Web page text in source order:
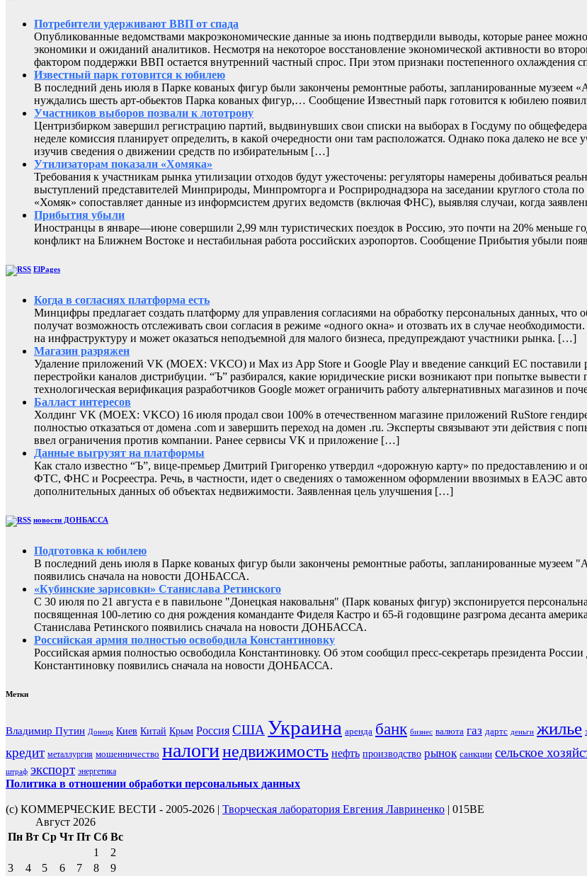
Потребители удерживают ВВП от спада
Опубликованные ведомствами макроэкономические данные за июнь подтвердили выводы, которые ранее
экономики и ожиданий аналитиков. Несмотря на некоторое восстановление экономической активности во
фактором поддержки ВВП остается внутренний частный спрос. При этом признаки постепенного охлаждения
Известный парк готовится к юбилею
В последний день июля в Парке кованых фигур были закончены ремонтные работы, запланированные музеем
нуждались шесть арт-обьектов Парка кованых фигур,… Сообщение Известный парк готовится к юбилею
Участников выборов позвали к лототрону
Центризбирком завершил регистрацию партий, выдвинувших свои списки на выборах в Госдуму по
неделе комиссия планирует определить, в какой очередности они там расположатся. Однако пока далеко не
изучив сведения о движении средств по избирательным […]
Утилизаторам показали «Хомяка»
Требования к участникам рынка утилизации отходов будут ужесточены: регуляторы намерены добиваться
выступлений представителей Минприроды, Минпромторга и Росприроднадзора на заседании круглого стола
«Хомяк» сопоставляет данные из информсистем других ведомств (включая ФНС), выявляя случаи, когда
Прибытия убыли
Иностранцы в январе—июне совершили 2,99 млн туристических поездок в Россию, это почти на 20% меньше
конфликт на Ближнем Востоке и нестабильная работа российских аэропортов. Сообщение Прибытия
ElPages
Когда в согласиях платформа есть
Минцифры предлагает создать платформу для управления согласиями на обработку персональных данных, что
получат возможность отслеживать свои согласия в режиме «одного окна» и отозвать их в случае
на инфраструктуру и может оказаться неподъемной для малого бизнеса, предупреждают участники рынка. […]
Магазин разряжен
Удаление приложений VK (MOEX: VKCO) и Max из App Store и Google Play и введение санкций ЕС поставили
перестройки каналов дистрибуции. “Ъ” разбирался, какие юридические риски возникают при попытке
технологическая верификация разработчиков Google может ограничить работу альтернативных магазинов и
Балласт интересов
Холдинг VK (MOEX: VKCO) 16 июля продал свои 100% в отечественном магазине приложений RuStore
полностью отказаться от домена .com и завершить переход на домен .ru. Эксперты связывают эти действия с
ввел ограничения против компании. Ранее сервисы VK и приложение […]
Данные выгрузят на платформы
Как стало известно “Ъ”, вице-премьер Дмитрий Григоренко утвердил «дорожную карту» по предоставлению
ФТС, ФНС и Росреестра. Речь, в частности, идет о сведениях о таможенном оформлении ввозимых в ЕАЭС
дополнительных данных об объектах недвижимости. Заявленная цель улучшения […]
новости ДОНБАССА
Подготовка к юбилею
В последний день июля в Парке кованых фигур были закончены ремонтные работы, запланированные
появились сначала на новости ДОНБАССА.
«Кубинские зарисовки» Станислава Ретинского
С 30 июля по 21 августа е в павильоне "Донецкая наковальня" (Парк кованых фигур) экспонируется
посвященная 100-летию со дня рождения команданте Фиделя Кастро и 65-й годовщине разгрома десанта
Станислава Ретинского появились сначала на новости ДОНБАССА.
Российская армия полностью освободила Константиновку
Российская армия полностью освободила Константиновку. Об этом сообщил пресс-секретарь президента
Константиновку появились сначала на новости ДОНБАССА.
Метки
Владимир Путин Донецк Киев Китай Крым Россия США Украина аренда банк бизнес валюта газ дартс деньги жилье
кредит металлургия мошенничество налогинедвижимость нефть производство рынок санкции сельское
штраф экспорт энергетика
Политика в отношении обработки персональных данных
(с) КОММЕРЧЕСКИЕ ВЕСТИ - 2005-2026 | Творческая лаборатория Евгения Лавриненко | 015BE
Август 2026
Пн Вт Ср Чт Пт Сб Вс
1
2
3
4 5 6 7 8 9